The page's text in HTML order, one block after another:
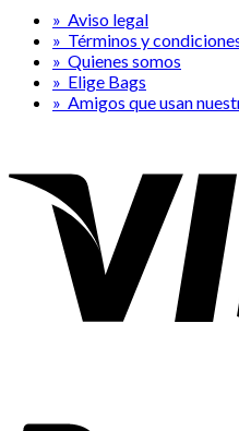
» Aviso legal
» Términos y
» Quienes somos
» Elige Bags
» Amigos que usan